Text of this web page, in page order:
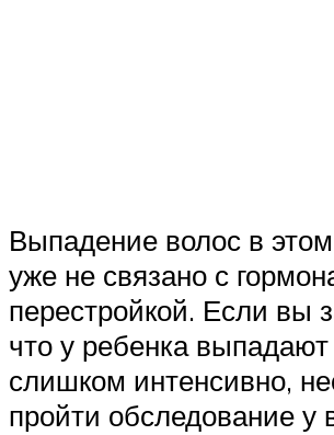
Выпадение волос в
уже не связано с
перестройкой. Если вы
что у ребенка
слишком интенсивно,
пройти обследование у